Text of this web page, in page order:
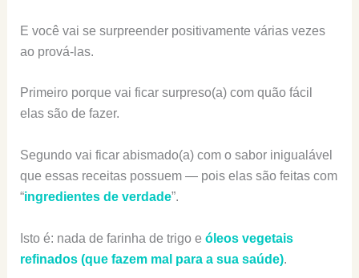
E você vai se surpreender positivamente várias vezes
ao prová-las.
Primeiro porque vai ficar surpreso(a) com quão fácil
elas são de fazer.
Segundo vai ficar abismado(a) com o sabor inigualável
que essas receitas possuem — pois elas são feitas com
“ingredientes de verdade”.
Isto é: nada de farinha de trigo e óleos vegetais
refinados (que fazem mal para a sua saúde).